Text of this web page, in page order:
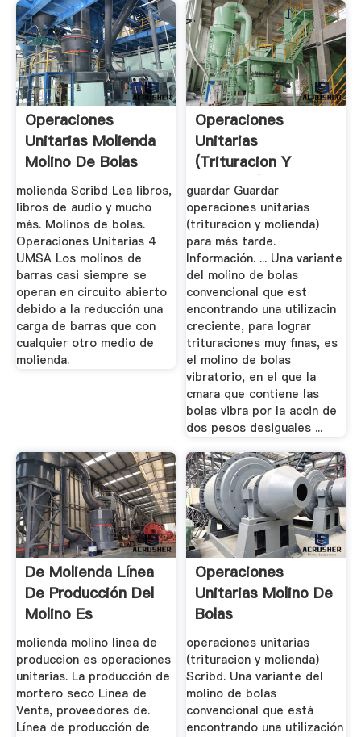
Operaciones
Unitarias Molienda
Molino De Bolas
molienda Scribd Lea libros,
libros de audio y mucho
más. Molinos de bolas.
Operaciones Unitarias 4
UMSA Los molinos de
barras casi siempre se
operan en circuito abierto
debido a la reducción una
carga de barras que con
cualquier otro medio de
molienda.
Operaciones
Unitarias
(trituracion Y
Molienda)
guardar Guardar
operaciones unitarias
(trituracion y molienda)
para más tarde.
Información. ... Una variante
del molino de bolas
convencional que est
encontrando una utilizacin
creciente, para lograr
trituraciones muy finas, es
el molino de bolas
vibratorio, en el que la
cmara que contiene las
bolas vibra por la accin de
dos pesos desiguales ...
De Molienda Línea
De Producción Del
Molino Es
Operaciones ...
molienda molino linea de
produccion es operaciones
unitarias. La producción de
mortero seco Línea de
Venta, proveedores de.
Línea de producción de
Operaciones
Unitarias Molino De
Bolas
operaciones unitarias
(trituracion y molienda)
Scribd. Una variante del
molino de bolas
convencional que está
encontrando una utilización